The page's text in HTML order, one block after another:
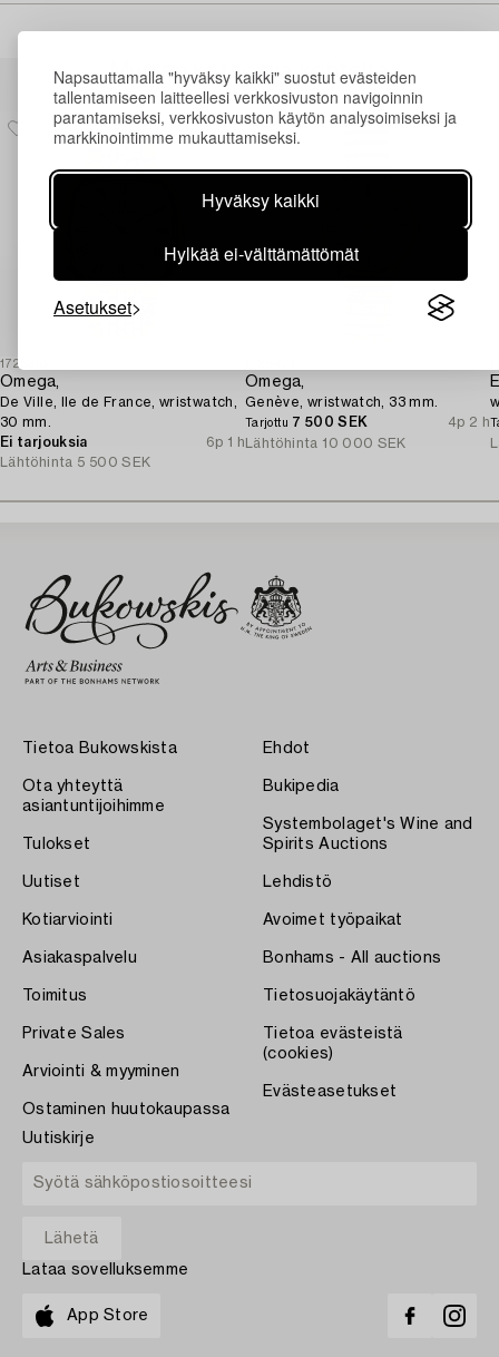
Napsauttamalla "hyväksy kaikki" suostut evästeiden
tallentamiseen laitteellesi verkkosivuston navigoinnin
parantamiseksi, verkkosivuston käytön analysoimiseksi ja
markkinointimme mukauttamiseksi.
Hyväksy kaikki
Hylkää ei-välttämättömät
Asetukset
Muiden katsomia kohteita
1726218
Omega,
De Ville, Ile de France, wristwatch,
30 mm.
Ei tarjouksia
6p 1 h
Lähtöhinta 5 500 SEK
Omega,
Genève, wristwatch, 33 mm.
Tarjottu 7 500 SEK
4p 2 h
Lähtöhinta 10 000 SEK
Tietoa Bukowskista
Ota yhteyttä
asiantuntijoihimme
Tulokset
Uutiset
Kotiarviointi
Asiakaspalvelu
Toimitus
Private Sales
Arviointi & myyminen
Ostaminen huutokaupassa
Ehdot
Bukipedia
Systembolaget's Wine and
Spirits Auctions
Lehdistö
Avoimet työpaikat
Bonhams - All auctions
Tietosuojakäytäntö
Tietoa evästeistä
(cookies)
Evästeasetukset
Uutiskirje
Lataa sovelluksemme
App Store